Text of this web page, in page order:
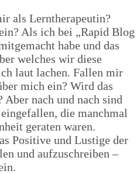
als Lerntherapeutin?
Als ich bei „Rapid Blog
habe und das
welches wir diese
laut lachen. Fallen mir
mich ein? Wird das
nach und nach sind
die manchmal
geraten waren.
Positive und Lustige der
und aufzuschreiben –